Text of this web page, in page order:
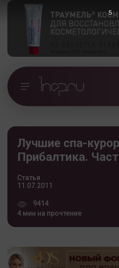
Лучшие спа-
Прибалтика.
Статья
11.07.2011
9414
4 мин на прочтение
4